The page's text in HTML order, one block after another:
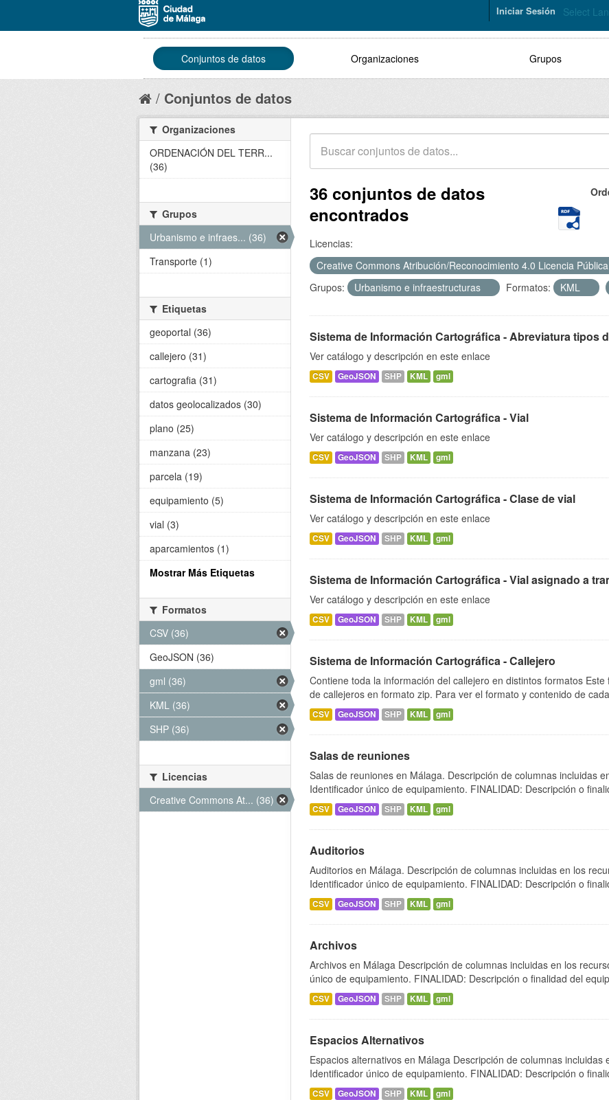
Select
Iniciar Sesión
Conjuntos de datos Organizaciones Grupos
Conjuntos de datos
36 conjuntos de datos
encontrados
Licencias:
Creative Commons Atribución/Reconocimiento 4.0 Licencia
Grupos:
Urbanismo e infraestructuras Formatos: KML
Sistema de Información Cartográfica - Abreviatura tipos
Ver catálogo y descripción en este enlace
CSV GeoJSON SHP KML gml
Sistema de Información Cartográfica - Vial
Ver catálogo y descripción en este enlace
CSV GeoJSON SHP KML gml
Sistema de Información Cartográfica - Clase de vial
Ver catálogo y descripción en este enlace
CSV GeoJSON SHP KML gml
Sistema de Información Cartográfica - Vial asignado a
Ver catálogo y descripción en este enlace
CSV GeoJSON SHP KML gml
Sistema de Información Cartográfica - Callejero
Contiene toda la información del callejero en distintos formatos
de callejeros en formato zip. Para ver el formato y contenido de
CSV GeoJSON SHP KML gml
Salas de reuniones
Salas de reuniones en Málaga. Descripción de columnas incluidas
Identificador único de equipamiento. FINALIDAD: Descripción o
CSV GeoJSON SHP KML gml
Auditorios
Auditorios en Málaga. Descripción de columnas incluidas en los
Identificador único de equipamiento. FINALIDAD: Descripción o
CSV GeoJSON SHP KML gml
Archivos
Archivos en Málaga Descripción de columnas incluidas en los
único de equipamiento. FINALIDAD: Descripción o finalidad del
CSV GeoJSON SHP KML gml
Espacios Alternativos
Espacios alternativos en Málaga Descripción de columnas incluidas
Identificador único de equipamiento. FINALIDAD: Descripción o
CSV GeoJSON SHP KML gml
Organizaciones
ORDENACIÓN DEL TERR...
(36)
Grupos
Urbanismo e infraes... (36)
Transporte (1)
Etiquetas
geoportal (36)
callejero (31)
cartografia (31)
datos geolocalizados (30)
plano (25)
manzana (23)
parcela (19)
equipamiento (5)
vial (3)
aparcamientos (1)
Mostrar Más Etiquetas
Formatos
CSV (36)
GeoJSON (36)
gml (36)
KML (36)
SHP (36)
Licencias
Creative Commons At... (36)